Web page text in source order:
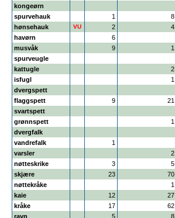
kongeørn
spurvehauk
1 8
hønsehauk
VU 2 4
havørn
6
musvåk
9 1
spurveugle
kattugle
2
isfugl
1
dvergspett
flaggspett
9 21
svartspett
grønnspett
1
dvergfalk
vandrefalk
1
varsler
2
nøtteskrike
3 5
skjære
23 70
nøttekråke
1
kaie
12 27
kråke
17 62
ravn
5 8